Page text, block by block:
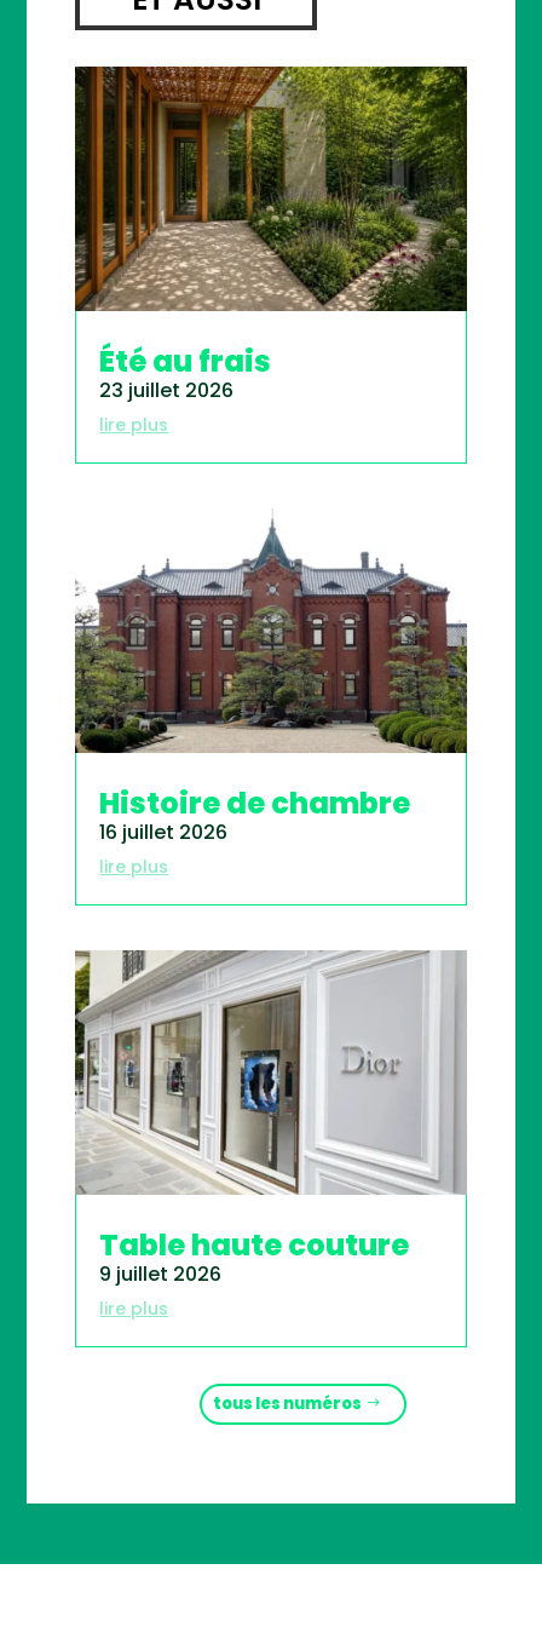
Été au frais
23 juillet 2026
lire plus
Histoire de chambre
16 juillet 2026
lire plus
Table haute couture
9 juillet 2026
lire plus
tous les numéros